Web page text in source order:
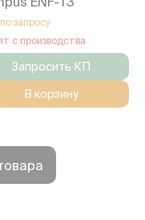
запросу
с производства
Запросить КП
В корзину